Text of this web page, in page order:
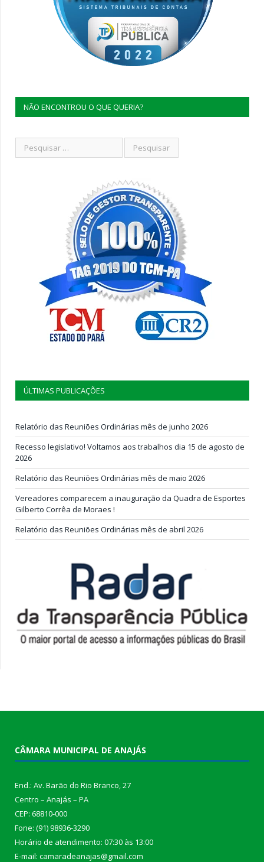
NÃO ENCONTROU O QUE QUERIA?
ÚLTIMAS PUBLICAÇÕES
Relatório das Reuniões Ordinárias mês de junho 2026
Recesso legislativo! Voltamos aos trabalhos dia 15 de agosto de
2026
Relatório das Reuniões Ordinárias mês de maio 2026
Vereadores comparecem a inauguração da Quadra de Esportes
Gilberto Corrêa de Moraes !
Relatório das Reuniões Ordinárias mês de abril 2026
CÂMARA MUNICIPAL DE ANAJÁS
End.: Av. Barão do Rio Branco, 27
Centro – Anajás – PA
CEP: 68810-000
Fone: (91) 98936-3290
Horário de atendimento: 07:30 às 13:00
E-mail: camaradeanajas@gmail.com